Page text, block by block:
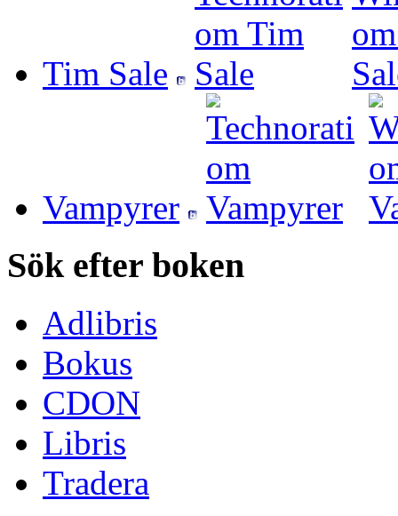
Tim Sale
Vampyrer
Sök efter boken
Adlibris
Bokus
CDON
Libris
Tradera